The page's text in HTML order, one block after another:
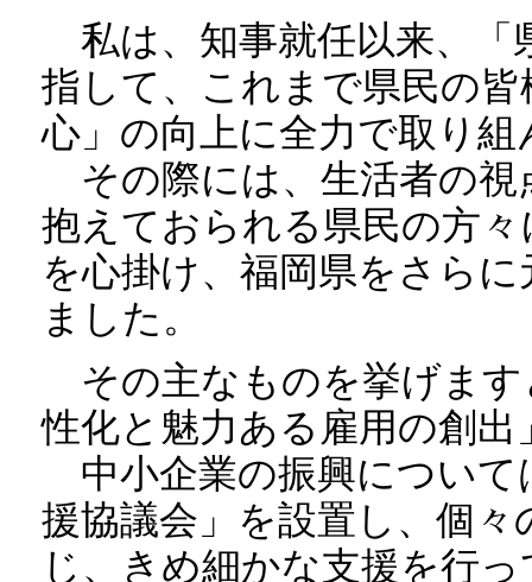
私は、知事就任以来、「
指して、これまで県民の
心」の向上に全力で取り
その際には、生活者の視
抱えておられる県民の方
を心掛け、福岡県をさら
ました。
その主なものを挙げます
性化と魅力ある雇用の創出
中小企業の振興について
援協議会」を設置し、個
じ、きめ細かな支援を行